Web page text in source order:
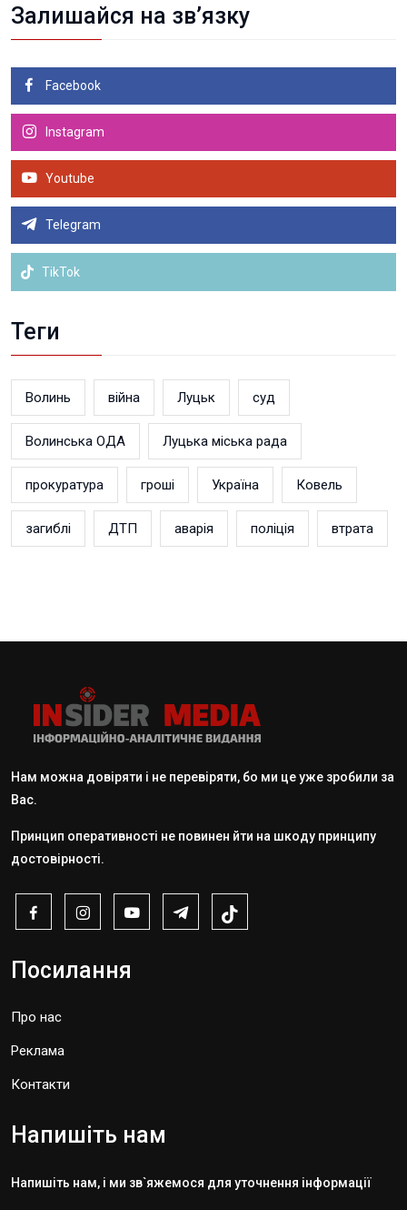
Залишайся на зв’язку
Facebook
Instagram
Youtube
Telegram
TikTok
Теги
Волинь війна Луцьк суд
Волинська ОДА Луцька міська рада
прокуратура гроші Україна Ковель
загиблі ДТП аварія поліція втрата
Нам можна довіряти і не перевіряти, бо ми це уже зробили за
Вас.
Принцип оперативності не повинен йти на шкоду принципу
достовірності.
Посилання
Про нас
Реклама
Контакти
Напишіть нам
Напишіть нам, і ми зв`яжемося для уточнення інформації